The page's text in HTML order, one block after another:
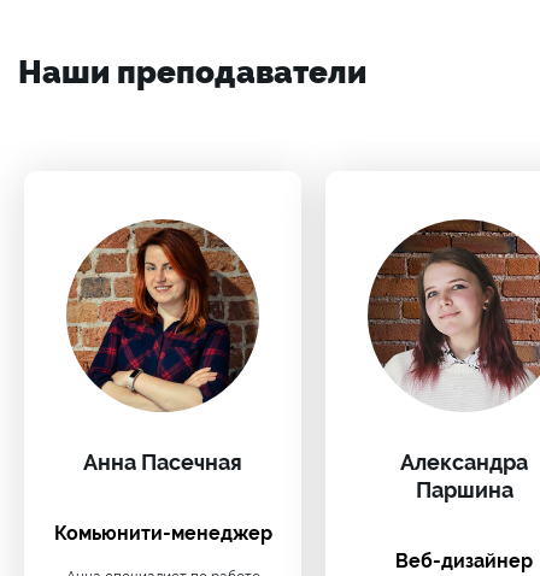
Наши преподаватели
Анна Пасечная
Комьюнити-менеджер
Александра
Паршина
Веб-дизайнер